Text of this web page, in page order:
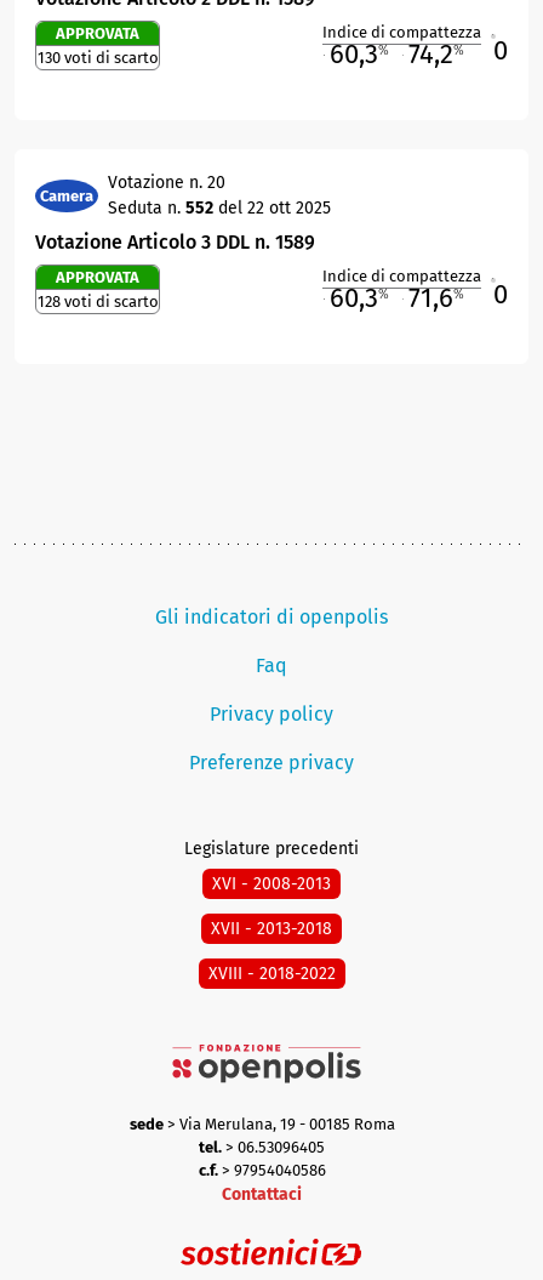
APPROVATA
130 voti di scarto
Indice di compattezza
60,3% 74,2% 0
Camera
Votazione n. 20
Seduta n. 552 del 22 ott 2025
Votazione Articolo 3 DDL n. 1589
APPROVATA
128 voti di scarto
Indice di compattezza
60,3% 71,6% 0
Gli indicatori di openpolis
Faq
Privacy policy
Preferenze privacy
Legislature precedenti
XVI - 2008-2013
XVII - 2013-2018
XVIII - 2018-2022
sede> Via Merulana, 19 - 00185 Roma
tel. > 06.53096405
c.f.> 97954040586
Contattaci